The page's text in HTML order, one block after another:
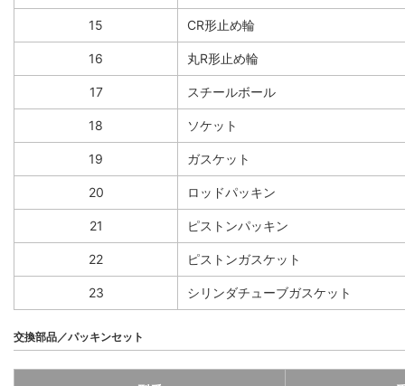
15 CR形止め輪
16 丸R形止め輪
17 スチールボール
18 ソケット
19 ガスケット
20 ロッドパッキン
21 ピストンパッキン
22 ピストンガスケット
23 シリンダチューブガスケット
交換部品／パッキンセット